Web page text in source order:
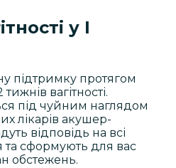
у І
підтримку протягом
вагітності.
під чуйним наглядом
лікарів акушер-
відповідь на всі
та сформують для вас
обстежень.